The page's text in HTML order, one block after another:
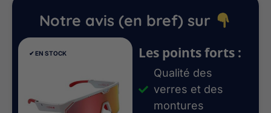
Notre avis (en bref) sur
✔︎ EN STOCK ✔︎ EN STOCK
Les points forts :
Qualité des
verres et des
montures